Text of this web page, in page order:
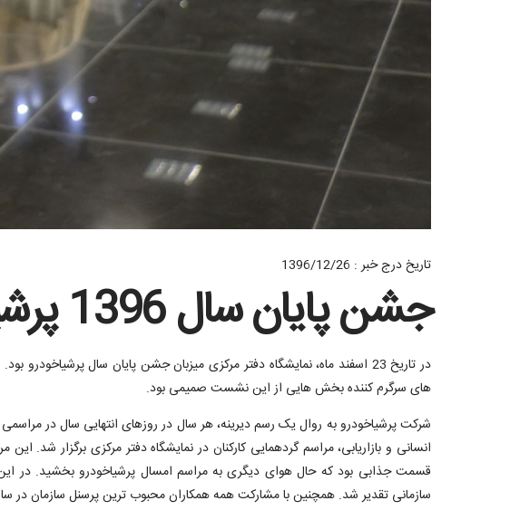
تاریخ درج خبر : 1396/12/26
جشن پایان سال 1396 پرشیاخودرو.
در تاریخ 23 اسفند ماه، نمایشگاه دفتر مرکزی میزبان جشن پایان سال
های سرگرم کننده بخش هایی از این نشست صمیمی بود.
شرکت پرشیاخودرو به روال یک رسم دیرینه، هر سال در روزهای انتهایی سال در
انسانی و بازاریابی، مراسم گردهمایی کارکنان در نمایشگاه دفتر مرکزی برگزار
قسمت جذابی بود که حال هوای دیگری به مراسم امسال پرشیاخودرو بخشید. در این
سازمانی تقدیر شد. همچنین با مشارکت همه همکاران محبوب ترین پرسنل سازمان در سال 1396 معرفی و از آنان تقدیر بعمل